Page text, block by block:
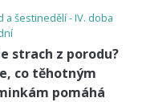
a šestinedělí - IV. doba
strach z porodu?
co těhotným
pomáhá